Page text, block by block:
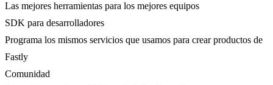
Las mejores herramientas para los mejores equipos
SDK para desarrolladores
Programa los mismos servicios que usamos para crear productos de
Fastly
Comunidad